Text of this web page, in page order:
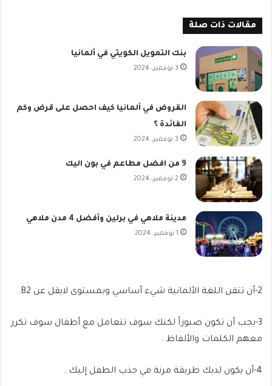
مقالات ذات صلة
بنك التمويل الكويتي في ألمانيا
3 نوفمبر، 2024
القروض في ألمانيا كيف احصل على قرض وكم
الفائدة ؟
3 نوفمبر، 2024
9 من افضل مطاعم في بون اليك
2 نوفمبر، 2024
مدينة ملاهي في برلين وأفضل 4 مدن ملاهي
1 نوفمبر، 2024
2-أن تتقن اللغة الألمانية شيء أساسي وبمستوى لايقل عن B2.
3-يجب أن تكون صبوراً لكنك سوف تتعامل مع أطفال سوف تكرر
معهم الكلمات والألفاظ .
4-أن يكون لديك طريقة مرنة في جذب الطفل إليك .